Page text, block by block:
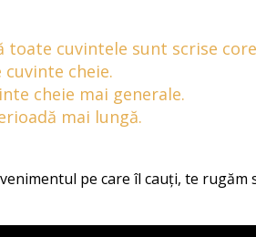
toate cuvintele sunt scrise
cheie.
cheie mai generale.
mai lungă.
pe care îl cauți, te